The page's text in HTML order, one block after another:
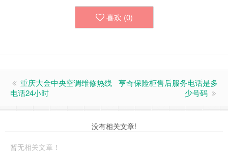
喜欢 (0)
重庆大金中央空调维修热线
电话24小时
亨奇保险柜售后服务电话是多
少号码
没有相关文章!
暂无相关文章！